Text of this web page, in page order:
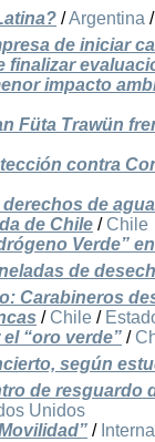
/Argentina
de iniciar
finalizar
impacto
Füta Trawün
contra
de
de Chile / Chile
Verde”
de
Carabineros
/ Chile /
“oro verde” /
según
de resguardo
Unidos
/